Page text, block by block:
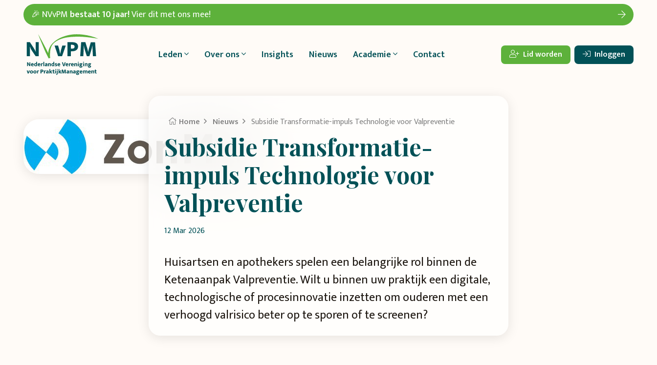
🎉 NVvPM bestaat 10 jaar!Vier dit met ons mee!
Leden Over ons Insights Nieuws Academie Contact Lid worden Inloggen
Home Nieuws Subsidie Transformatie-impuls Technologie voor Valpreventie
Subsidie Transformatie-
impuls Technologie voor
Valpreventie
12 Mar 2026
Huisartsen en apothekers spelen een belangrijke rol binnen de
Ketenaanpak Valpreventie. Wilt u binnen uw praktijk een digitale,
technologische of procesinnovatie inzetten om ouderen met een
verhoogd valrisico beter op te sporen of te screenen?